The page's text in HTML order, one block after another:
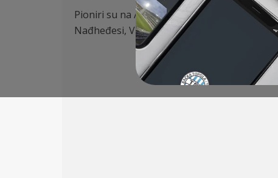
Pioniri su na Akademijiu petom kolu
Nađheđesi, Vujičić és Jeremić.